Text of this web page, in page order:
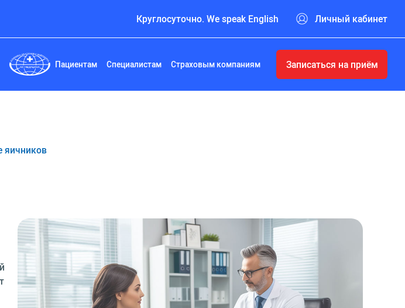
Круглосуточно. We speak English Личный кабинет
Пациентам Специалистам Страховым компаниям Записаться на приём
яичников